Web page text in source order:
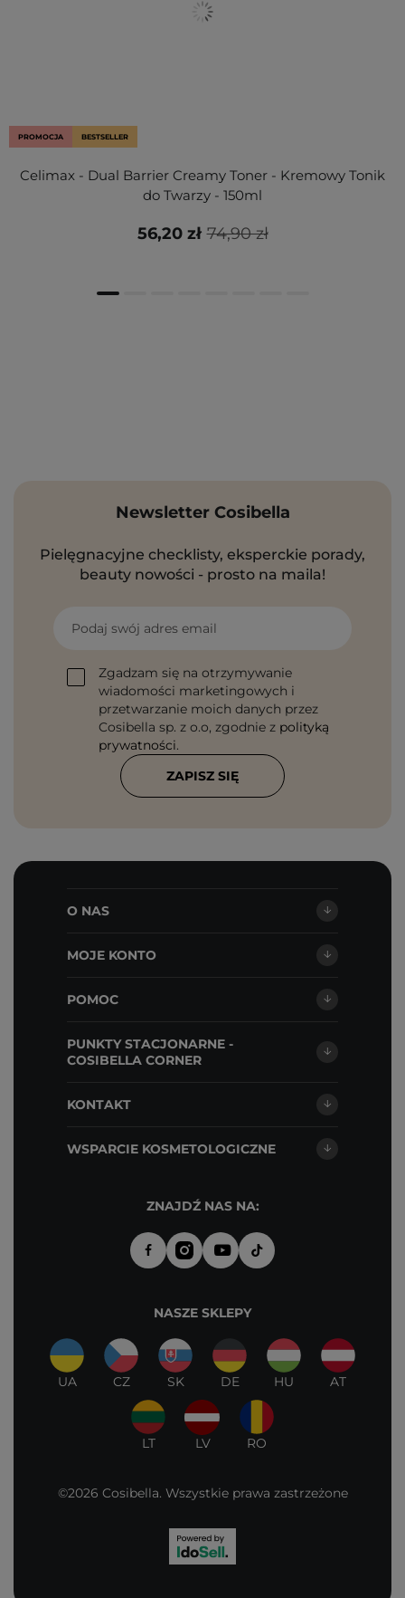
PROMOCJA BESTSELLER
Celimax - Dual Barrier Creamy Toner - Kremowy Tonik
do Twarzy - 150ml
74,90 zł
56,20 zł
Newsletter Cosibella
Pielęgnacyjne checklisty, eksperckie porady,
beauty nowości - prosto na maila!
Podaj swój adres email
Zgadzam się na otrzymywanie
wiadomości marketingowych i
przetwarzanie moich danych przez
Cosibella sp. z o.o, zgodnie z polityką
prywatności.
ZAPISZ SIĘ
O NAS
MOJE KONTO
POMOC
PUNKTY STACJONARNE -
COSIBELLA CORNER
KONTAKT
WSPARCIE KOSMETOLOGICZNE
ZNAJDŹ NAS NA:
NASZE SKLEPY
UA CZ SK DE HU AT
LT LV RO
©2026 Cosibella. Wszystkie prawa zastrzeżone